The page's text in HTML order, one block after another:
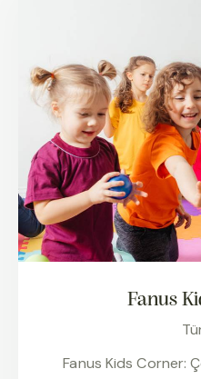
Fanus
Fanus Kids Corner: